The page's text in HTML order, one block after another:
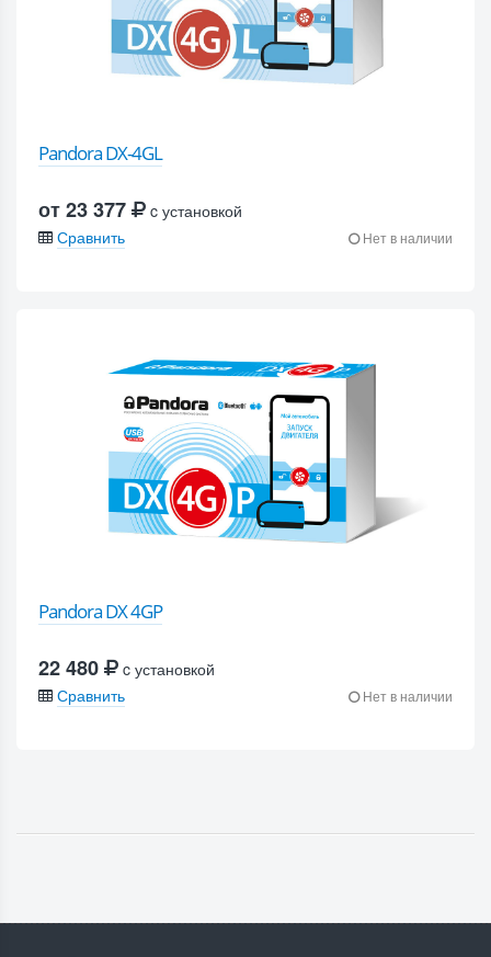
Pandora DX-4GL
от 23 377
c установкой
Сравнить
Нет в наличии
Pandora DX 4GP
22 480
c установкой
Сравнить
Нет в наличии